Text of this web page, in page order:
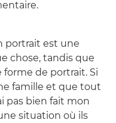
portrait est une
chose, tandis que
de portrait. Si
famille et que tout
pas bien fait mon
situation où ils